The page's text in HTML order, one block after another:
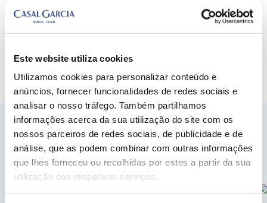
Este website utiliza cookies
Utilizamos cookies para personalizar conteúdo e
anúncios, fornecer funcionalidades de redes sociais e
analisar o nosso tráfego. Também partilhamos
informações acerca da sua utilização do site com os
nossos parceiros de redes sociais, de publicidade e de
análise, que as podem combinar com outras informações
que lhes forneceu ou recolhidas por estes a partir da sua
utilização dos respetivos serviços.
MERCHANDISING
Completa o teu look